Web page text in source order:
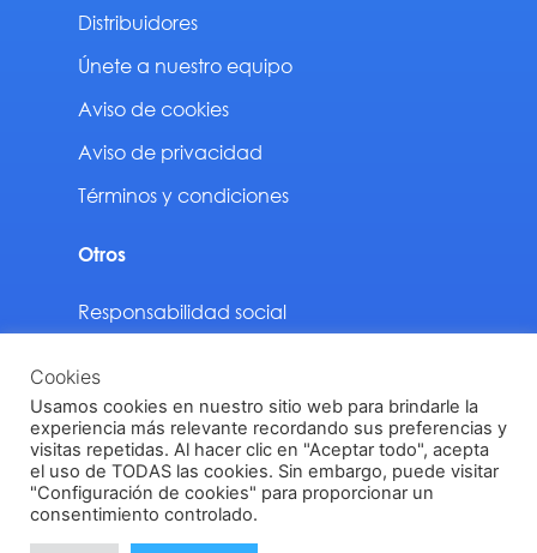
Distribuidores
Únete a nuestro equipo
Aviso de cookies
Aviso de privacidad
Términos y condiciones
Otros
Responsabilidad social
Descargas
Vinilit Todos los derechos reservados © 2024
Cookies
Usamos cookies en nuestro sitio web para brindarle la
experiencia más relevante recordando sus preferencias y
visitas repetidas. Al hacer clic en "Aceptar todo", acepta
el uso de TODAS las cookies. Sin embargo, puede visitar
"Configuración de cookies" para proporcionar un
consentimiento controlado.